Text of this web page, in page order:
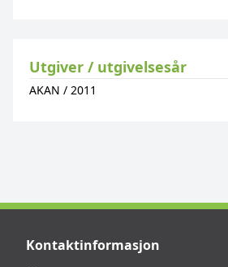
Utgiver / utgivelsesår
AKAN / 2011
Kontaktinformasjon